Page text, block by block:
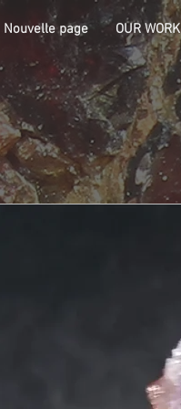
Nouvelle page OUR WORK